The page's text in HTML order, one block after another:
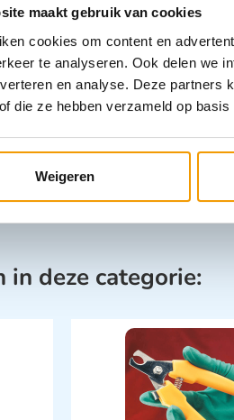
maakt gebruik van cookies
cookies om content en
te analyseren. Ook delen we
en analyse. Deze partners
die ze hebben verzameld op
Weigeren
deze categorie: